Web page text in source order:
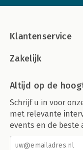
Klantenservice
Zakelijk
Altijd op de
Schrijf u in voor
met relevante
events en de beste